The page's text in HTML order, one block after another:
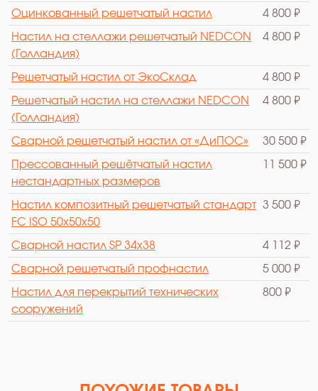
Оцинкованный решетчатый настил 4 800 ₽
Настил на стеллажи решетчатый NEDCON
(Голландия)
4 800 ₽
Решетчатый настил от ЭкоСклад 4 800 ₽
Решетчатый настил на стеллажи NEDCON
(Голландия)
4 800 ₽
Сварной решетчатый настил от «ДиПОС» 30 500 ₽
Прессованный решётчатый настил
нестандартных размеров
11 500 ₽
Настил композитный решетчатый стандарт
FC ISO 50х50х50
3 500 ₽
Сварной настил SР 34х38 4 112 ₽
Сварной решетчатый профнастил 5 000 ₽
Настил для перекрытий технических
сооружений
800 ₽